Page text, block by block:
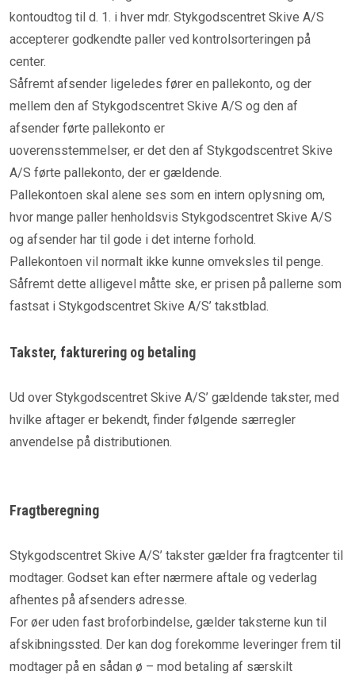
kontoudtog til d. 1. i hver mdr. Stykgodscentret Skive A/S
accepterer godkendte paller ved kontrolsorteringen på
center.
Såfremt afsender ligeledes fører en pallekonto, og der
mellem den af Stykgodscentret Skive A/S og den af
afsender førte pallekonto er
uoverensstemmelser, er det den af Stykgodscentret Skive
A/S førte pallekonto, der er gældende.
Pallekontoen skal alene ses som en intern oplysning om,
hvor mange paller henholdsvis Stykgodscentret Skive A/S
og afsender har til gode i det interne forhold.
Pallekontoen vil normalt ikke kunne omveksles til penge.
Såfremt dette alligevel måtte ske, er prisen på pallerne som
fastsat i Stykgodscentret Skive A/S’ takstblad.
Takster, fakturering og betaling
Ud over Stykgodscentret Skive A/S’ gældende takster, med
hvilke aftager er bekendt, finder følgende særregler
anvendelse på distributionen.
Fragtberegning
Stykgodscentret Skive A/S’ takster gælder fra fragtcenter til
modtager. Godset kan efter nærmere aftale og vederlag
afhentes på afsenders adresse.
For øer uden fast broforbindelse, gælder taksterne kun til
afskibningssted. Der kan dog forekomme leveringer frem til
modtager på en sådan ø – mod betaling af særskilt